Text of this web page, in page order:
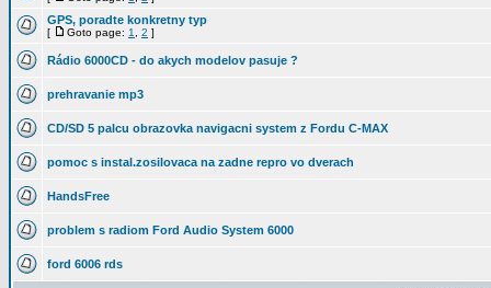
GPS, poradte konkretny typ
[ Goto page: 1 2 ]
Rádio 6000CD - do akych modelov pasuje ?
prehravanie mp3
CD/SD 5 palcu obrazovka navigacni system z Fordu C-MAX
pomoc s instal.zosilovaca na zadne repro vo dverach
HandsFree
problem s radiom Ford Audio System 6000
ford 6006 rds